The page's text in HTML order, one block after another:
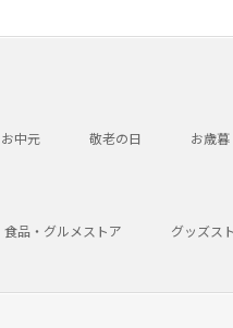
お中元 敬老の日 お歳暮
食品・グルメストア グッズス